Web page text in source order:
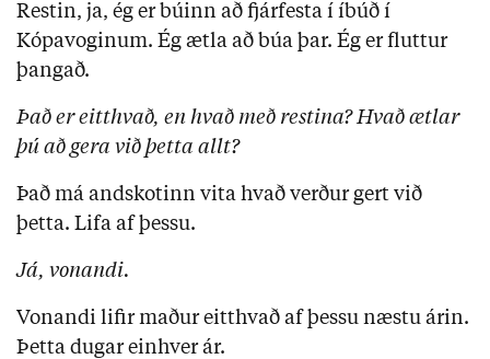
Restin, ja, ég er búinn að fjárfesta í íbúð í
Kópavoginum. Ég ætla að búa þar. Ég er fluttur
þangað.
Það er eitthvað, en hvað með restina? Hvað ætlar
þú að gera við þetta allt?
Það má andskotinn vita hvað verður gert við
þetta. Lifa af þessu.
Já, vonandi.
Vonandi lifir maður eitthvað af þessu næstu árin.
Þetta dugar einhver ár.